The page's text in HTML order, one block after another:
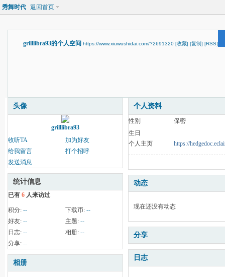
秀舞时代 返回首页
grilllibra93的个人空间 https://www.xiuwushidai.com/?2691320 [收藏] [复制] [RSS]
头像
grilllibra93
收听TA
加为好友
给我留言
打个招呼
发送消息
统计信息
已有 6 人来访过
积分: -- 下载币: --
好友: -- 主题: --
日志: -- 相册: --
分享: --
相册
个人资料
性别
保密
生日
个人主页
https://
动态
现在还没有动态
分享
日志